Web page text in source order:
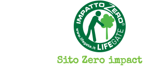
Sito Zero impact